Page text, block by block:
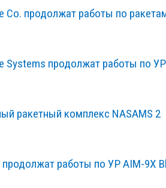
Co. продолжат работы по
Systems продолжат работы по
ракетный комплекс NASAMS 2
работы по УР AIM-9X